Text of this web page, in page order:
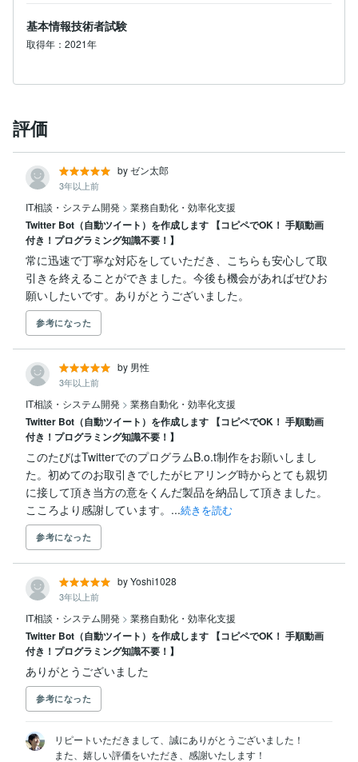
基本情報技術者試験
取得年：2021年
評価
by ゼン太郎
3年以上前
IT相談・システム開発 > 業務自動化・効率化支援
Twitter Bot（自動ツイート）を作成します 【コピペでOK！ 手順動画
付き！プログラミング知識不要！】
常に迅速で丁寧な対応をしていただき、こちらも安心して取
引きを終えることができました。今後も機会があればぜひお
願いしたいです。ありがとうございました。
参考になった
by 男性
3年以上前
IT相談・システム開発 > 業務自動化・効率化支援
Twitter Bot（自動ツイート）を作成します 【コピペでOK！ 手順動画
付き！プログラミング知識不要！】
このたびはTwitterでのプログラムB.o.t制作をお願いしまし
た。初めてのお取引きでしたがヒアリング時からとても親切
に接して頂き当方の意をくんだ製品を納品して頂きました。
こころより感謝しています。...続きを読む
参考になった
by Yoshi1028
3年以上前
IT相談・システム開発 > 業務自動化・効率化支援
Twitter Bot（自動ツイート）を作成します 【コピペでOK！ 手順動画
付き！プログラミング知識不要！】
ありがとうございました
参考になった
リピートいただきまして、誠にありがとうございました！
また、嬉しい評価をいただき、感謝いたします！